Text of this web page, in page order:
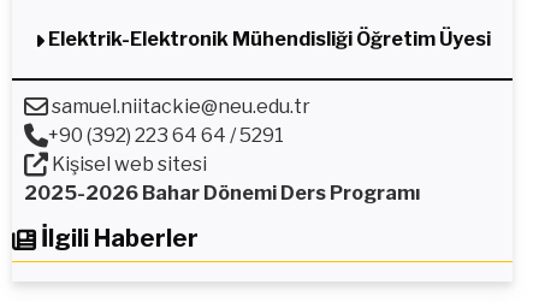
Elektrik-Elektronik Mühendisliği Öğretim Üyesi
samuel.niitackie@neu.edu.tr
+90 (392) 223 64 64 / 5291
Kişisel web sitesi
2025-2026 Bahar Dönemi Ders Programı
İlgili Haberler